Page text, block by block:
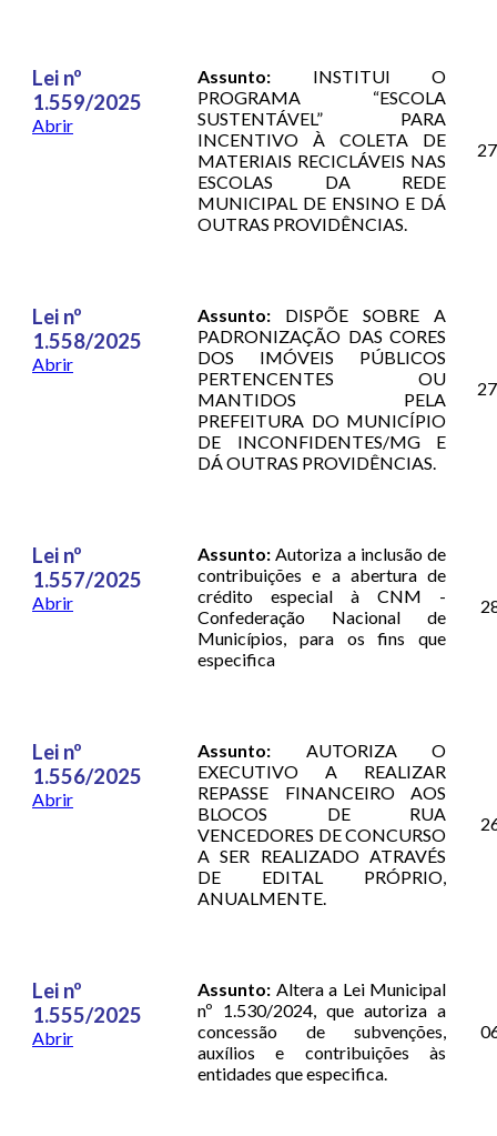
Lei nº
1.559/2025
Abrir
Assunto: INSTITUI O
PROGRAMA “ESCOLA
SUSTENTÁVEL” PARA
INCENTIVO À COLETA DE
MATERIAIS RECICLÁVEIS NAS
ESCOLAS DA REDE
MUNICIPAL DE ENSINO E DÁ
OUTRAS PROVIDÊNCIAS.
Lei nº
1.558/2025
Abrir
Assunto: DISPÕE SOBRE A
PADRONIZAÇÃO DAS CORES
DOS IMÓVEIS PÚBLICOS
PERTENCENTES OU
MANTIDOS PELA
PREFEITURA DO MUNICÍPIO
DE INCONFIDENTES/MG E
DÁ OUTRAS PROVIDÊNCIAS.
Lei nº
1.557/2025
Abrir
Assunto: Autoriza a inclusão de
contribuições e a abertura de
crédito especial à CNM -
Confederação Nacional de
Municípios, para os fins que
especifica
Lei nº
1.556/2025
Abrir
Assunto: AUTORIZA O
EXECUTIVO A REALIZAR
REPASSE FINANCEIRO AOS
BLOCOS DE RUA
VENCEDORES DE CONCURSO
A SER REALIZADO ATRAVÉS
DE EDITAL PRÓPRIO,
ANUALMENTE.
Lei nº
1.555/2025
Abrir
Assunto: Altera a Lei Municipal
nº 1.530/2024, que autoriza a
concessão de subvenções,
auxílios e contribuições às
entidades que especifica.